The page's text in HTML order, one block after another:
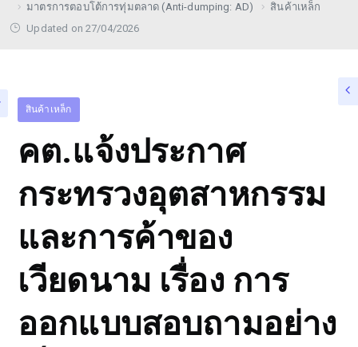
มาตรการตอบโต้การทุ่มตลาด (Anti-dumping: AD)
สินค้าเหล็ก
Updated on 27/04/2026
สินค้าเหล็ก
คต.แจ้งประกาศ
กระทรวงอุตสาหกรรม
และการค้าของ
เวียดนาม เรื่อง การ
ออกแบบสอบถามอย่าง